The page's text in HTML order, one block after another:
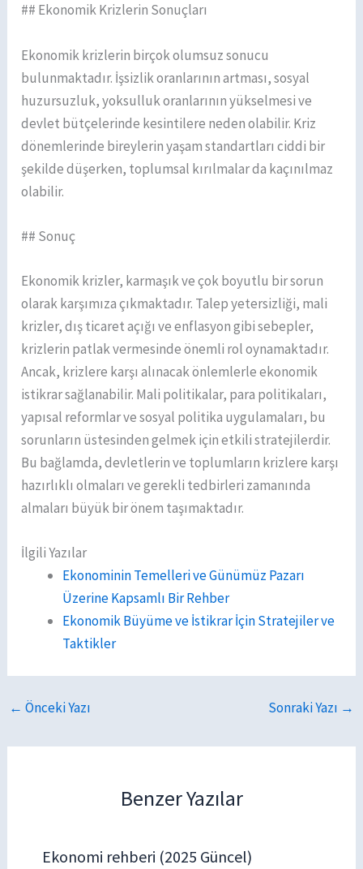
## Ekonomik Krizlerin Sonuçları
Ekonomik krizlerin birçok olumsuz sonucu
bulunmaktadır. İşsizlik oranlarının artması, sosyal
huzursuzluk, yoksulluk oranlarının yükselmesi ve
devlet bütçelerinde kesintilere neden olabilir. Kriz
dönemlerinde bireylerin yaşam standartları ciddi bir
şekilde düşerken, toplumsal kırılmalar da kaçınılmaz
olabilir.
## Sonuç
Ekonomik krizler, karmaşık ve çok boyutlu bir sorun
olarak karşımıza çıkmaktadır. Talep yetersizliği, mali
krizler, dış ticaret açığı ve enflasyon gibi sebepler,
krizlerin patlak vermesinde önemli rol oynamaktadır.
Ancak, krizlere karşı alınacak önlemlerle ekonomik
istikrar sağlanabilir. Mali politikalar, para politikaları,
yapısal reformlar ve sosyal politika uygulamaları, bu
sorunların üstesinden gelmek için etkili stratejilerdir.
Bu bağlamda, devletlerin ve toplumların krizlere karşı
hazırlıklı olmaları ve gerekli tedbirleri zamanında
almaları büyük bir önem taşımaktadır.
İlgili Yazılar
Ekonominin Temelleri ve Günümüz Pazarı
Üzerine Kapsamlı Bir Rehber
Ekonomik Büyüme ve İstikrar İçin Stratejiler ve
Taktikler
← Önceki Yazı Sonraki Yazı →
Benzer Yazılar
Ekonomi rehberi (2025 Güncel)